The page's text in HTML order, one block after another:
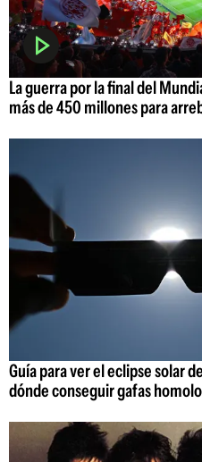
La guerra por la final del
más de 450 millones para
Guía para ver el eclipse solar
dónde conseguir gafas